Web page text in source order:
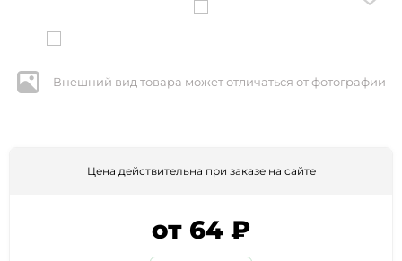
Внешний вид товара может отличаться от фотографии
Цена действительна при заказе на сайте
от 64 ₽
КОММЕНТАРИИ*